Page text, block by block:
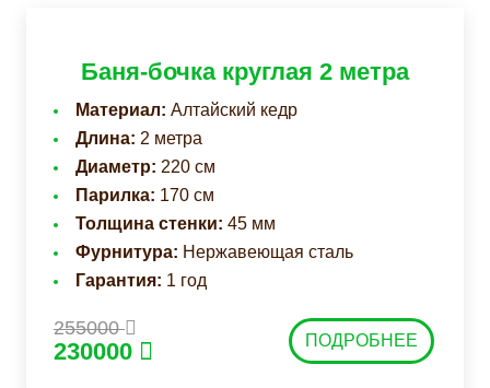
Баня-бочка круглая 2 метра
Материал: Алтайский кедр
Длина: 2 метра
Диаметр: 220 см
Парилка: 170 см
Толщина стенки: 45 мм
Фурнитура: Нержавеющая сталь
Гарантия: 1 год
255000
230000 ПОДРОБНЕЕ